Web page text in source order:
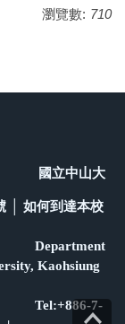
Top
瀏覽數: 710
中山大
│ 如何到達本校
Kaohsiung
7-